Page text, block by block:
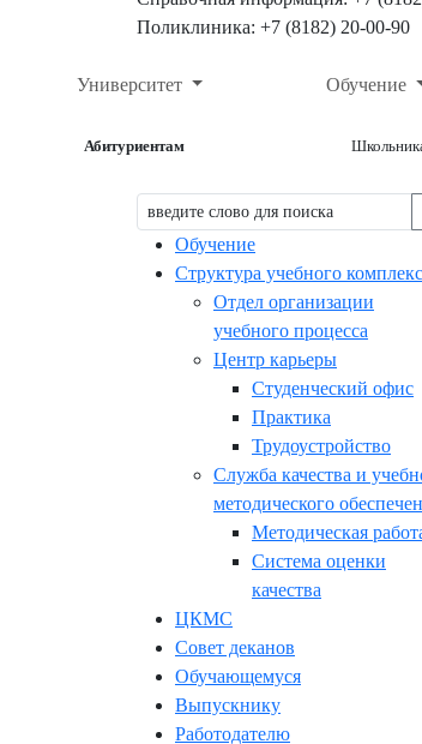
Поликлиника: +7 (8182) 20-00-90
Университет Обучение
Абитуриентам
Обучение
Структура учебного
Отдел организации
учебного процесса
Центр карьеры
Студенческий офис
Практика
Трудоустройство
Служба качества и
методического
Методическая
Система оценки
качества
ЦКМС
Совет деканов
Обучающемуся
Выпускнику
Работодателю